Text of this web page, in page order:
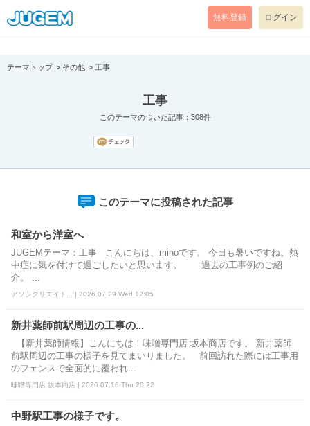
[pear_error: message="Success" code=0 mode=return level=notice
prefix="" info=""]
無料登録 ログイン
テーマトップ その他 工事
工事
このテーマのついた記事：308件
このテーマに投稿された記事
和室から洋室へ
JUGEMテーマ：工事 こんにちは、mihoです。 今日も暑いですね。熱
中症に気を付けて過ごしたいと思います。 過去の工事例のご紹
介。 ...
アソシクリエイト... | 2026.07.29 Wed 12:05
新井薬師前駅周辺の工事の...
【新井薬師情報】こんにちは！味噌専門店 坂本商店です。 新井薬師
前駅周辺の工事の様子を見てまいりました。 前回訪れた際には工事用
のフェンスで全面的に覆われ...
味噌専門店 坂本商店 | 2026.07.16 Thu 20:22
中野駅工事の様子です。